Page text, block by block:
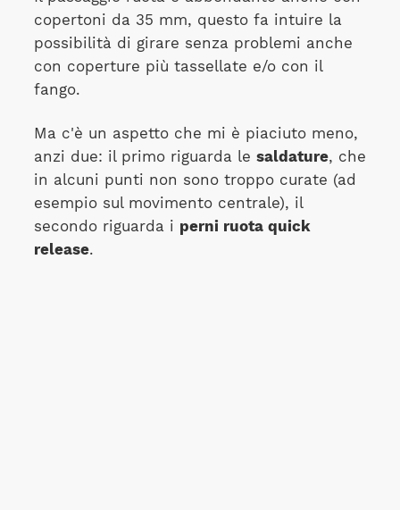
copertoni da 35 mm, questo fa intuire la
possibilità di girare senza problemi anche
con coperture più tassellate e/o con il
fango.
Ma c'è un aspetto che mi è piaciuto meno,
anzi due: il primo riguarda le saldature, che
in alcuni punti non sono troppo curate (ad
esempio sul movimento centrale), il
secondo riguarda i perni ruota quick
release.